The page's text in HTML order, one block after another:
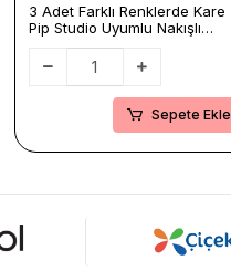
3 Adet Farklı Renklerde Kare
Pip Studio Uyumlu Nakışlı
Love Bird Detaylı Kokteyl
Sunum Peçetesi
Sepete Ekle